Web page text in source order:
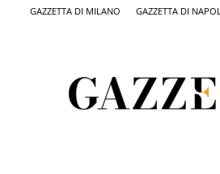
GAZZETTA DI MILANO GAZZETTA DI
il